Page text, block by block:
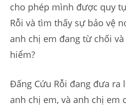
cho phép mình được quy
Rỗi và tìm thấy sự bảo vệ
anh chị em đang từ chối
hiểm?
Đấng Cứu Rỗi đang đưa ra
anh chị em, và anh chị em